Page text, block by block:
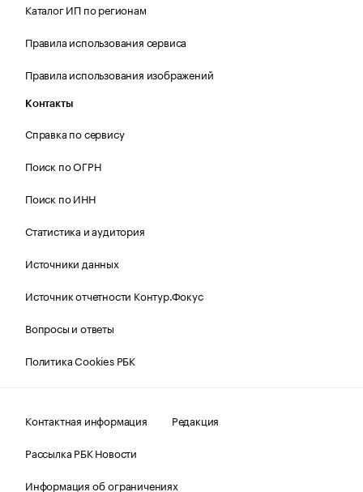
Каталог ИП по регионам
Правила использования сервиса
Правила использования изображений
Контакты
Справка по сервису
Поиск по ОГРН
Поиск по ИНН
Статистика и аудитория
Источники данных
Источник отчетности Контур.Фокус
Вопросы и ответы
Политика Cookies РБК
Контактная информация
Редакция
Рассылка РБК Новости
Информация об ограничениях